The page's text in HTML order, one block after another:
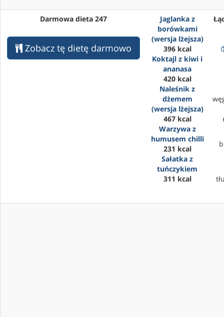
Darmowa dieta 247
Zobacz tę dietę darmowo
Jaglanka z
borówkami
(wersja lżejsza)
396 kcal
Koktajl z kiwi i
ananasa
420 kcal
Naleśnik z
dżemem
(wersja lżejsza)
467 kcal
Warzywa z
humusem chilli
231 kcal
Sałatka z
tuńczykiem
311 kcal